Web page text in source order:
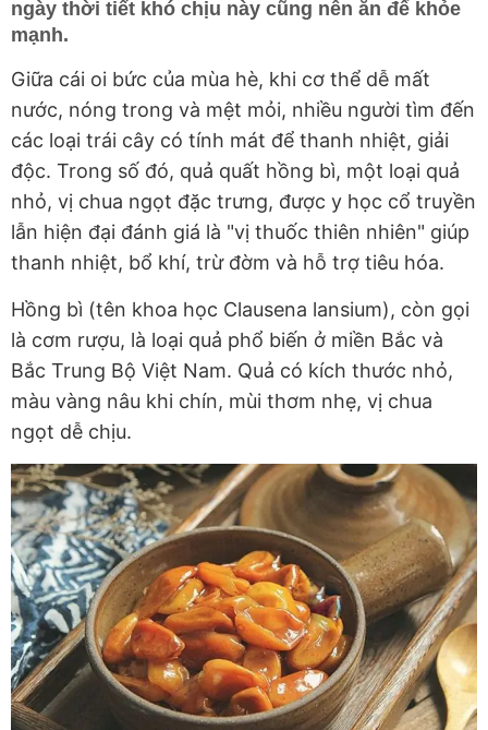
ngày thời tiết khó chịu này cũng nên ăn để khỏe
mạnh.
Giữa cái oi bức của mùa hè, khi cơ thể dễ mất
nước, nóng trong và mệt mỏi, nhiều người tìm đến
các loại trái cây có tính mát để thanh nhiệt, giải
độc. Trong số đó, quả quất hồng bì, một loại quả
nhỏ, vị chua ngọt đặc trưng, được y học cổ truyền
lẫn hiện đại đánh giá là "vị thuốc thiên nhiên" giúp
thanh nhiệt, bổ khí, trừ đờm và hỗ trợ tiêu hóa.
Hồng bì (tên khoa học Clausena lansium), còn gọi
là cơm rượu, là loại quả phổ biến ở miền Bắc và
Bắc Trung Bộ Việt Nam. Quả có kích thước nhỏ,
màu vàng nâu khi chín, mùi thơm nhẹ, vị chua
ngọt dễ chịu.